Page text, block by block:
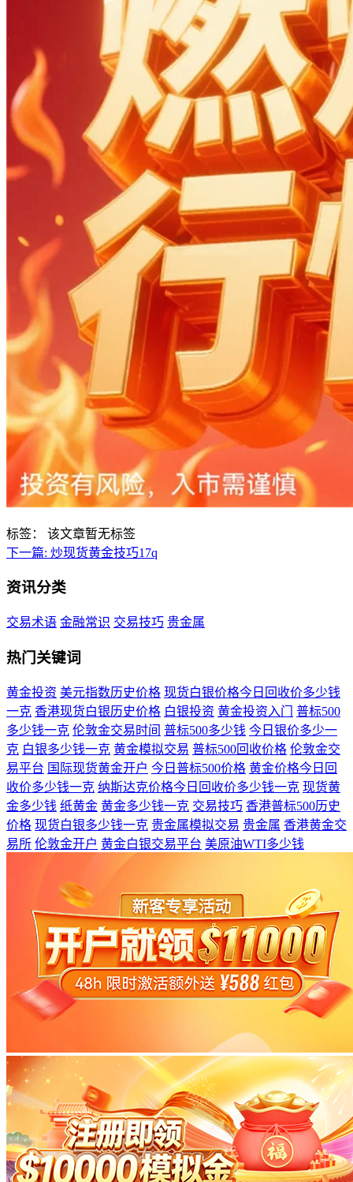
标签：
该文章暂无标签
下一篇: 炒现货黄金技巧17q
资讯分类
交易术语 金融常识 交易技巧 贵金属
热门关键词
黄金投资 美元指数历史价格 现货白银价格今日回收价多少钱
一克 香港现货白银历史价格 白银投资 黄金投资入门
普标500
多少钱一克 伦敦金交易时间 普标500多少钱 今日银价多少一
克 白银多少钱一克 黄金模拟交易 普标500回收价格 伦敦金交
易平台 国际现货黄金开户 今日普标500价格 黄金价格今日回
收价多少钱一克 纳斯达克价格今日回收价多少钱一克 现货黄
金多少钱 纸黄金 黄金多少钱一克 交易技巧 香港普标500历史
价格 现货白银多少钱一克 贵金属模拟交易 贵金属 香港黄金交
易所 伦敦金开户 黄金白银交易平台 美原油WTI多少钱